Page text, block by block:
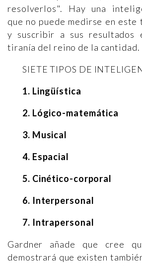
resolverlos". Hay una
que no puede medirse en este
y suscribir a sus resultados
tiranía del reino de la cantidad.
SIETE TIPOS DE
1. Lingüística
2. Lógico-matemática
3. Musical
4. Espacial
5. Cinético-corporal
6. Interpersonal
7. Intrapersonal
Gardner añade que cree
demostrará que existen